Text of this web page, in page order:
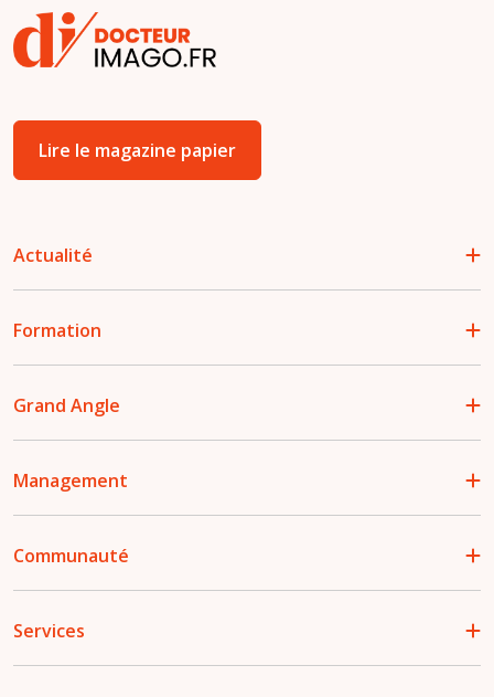
Lire le magazine papier
Actualité
Formation
Grand Angle
Management
Communauté
Services